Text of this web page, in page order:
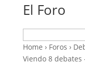
El Foro
Home › Foros ›
Viendo 8